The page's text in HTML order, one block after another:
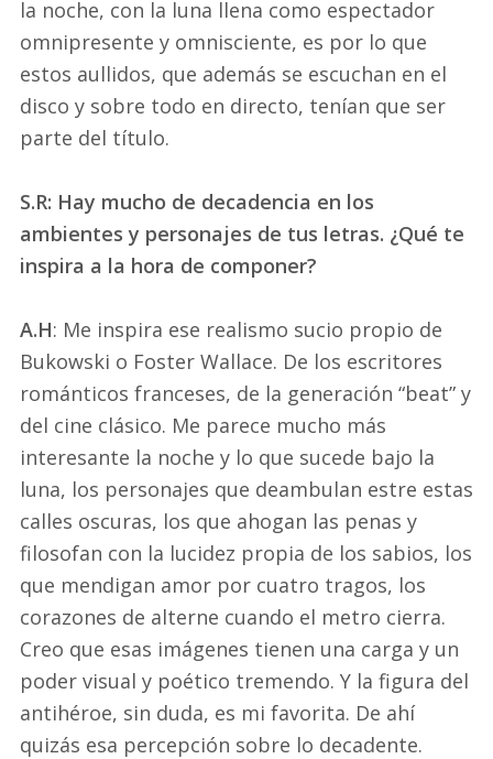
la noche, con la luna llena como espectador
omnipresente y omnisciente, es por lo que
estos aullidos, que además se escuchan en el
disco y sobre todo en directo, tenían que ser
parte del título.
S.R: Hay mucho de decadencia en los
ambientes y personajes de tus letras. ¿Qué te
inspira a la hora de componer?
A.H: Me inspira ese realismo sucio propio de
Bukowski o Foster Wallace. De los escritores
románticos franceses, de la generación “beat” y
del cine clásico. Me parece mucho más
interesante la noche y lo que sucede bajo la
luna, los personajes que deambulan estre estas
calles oscuras, los que ahogan las penas y
filosofan con la lucidez propia de los sabios, los
que mendigan amor por cuatro tragos, los
corazones de alterne cuando el metro cierra.
Creo que esas imágenes tienen una carga y un
poder visual y poético tremendo. Y la figura del
antihéroe, sin duda, es mi favorita. De ahí
quizás esa percepción sobre lo decadente.